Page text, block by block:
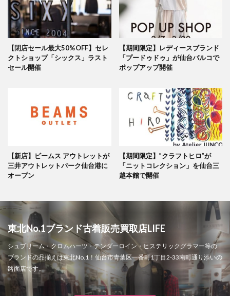
【閉店セール最大50%OFF】セレ
クトショップ「シックス」ラスト
セール開催
【期間限定】レディースブランド
「プードゥドゥ」が仙台パルコで
ポップアップ開催
【新店】ビームス アウトレットが
三井アウトレットパーク仙台港に
オープン
【期間限定】”クラフトヒロ”が
「ニットコレクション」を仙台三
越本館で開催
東北No.1ブランド古着販売買取店LIFE
シュプリーム・クロムハーツ・テンダーロイン・ヒステリックグラマー等の
ブランドの品揃えは東北No.1！仙台市青葉区一番町1丁目2-33南町通り添いの
路面店です。